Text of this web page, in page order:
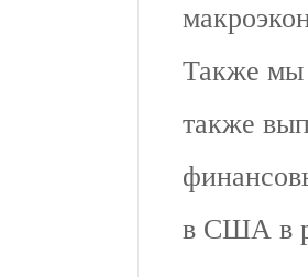
Также мы
также
в США в